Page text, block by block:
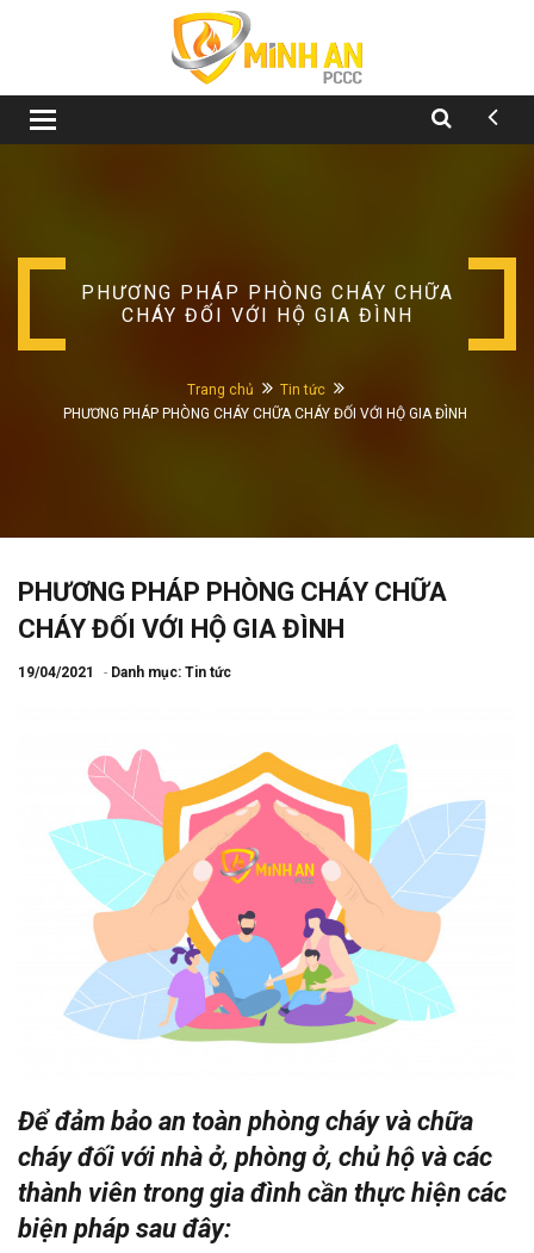
Toggle
navigation
PHƯƠNG PHÁP PHÒNG CHÁY CHỮA
CHÁY ĐỐI VỚI HỘ GIA ĐÌNH
Trang chủ
Tin tức
PHƯƠNG PHÁP PHÒNG CHÁY CHỮA CHÁY ĐỐI VỚI HỘ GIA ĐÌNH
PHƯƠNG PHÁP PHÒNG CHÁY CHỮA
CHÁY ĐỐI VỚI HỘ GIA ĐÌNH
19/04/2021 Danh mục: Tin tức
Để đảm bảo an toàn phòng cháy và chữa
cháy đối với nhà ở, phòng ở, chủ hộ và các
thành viên trong gia đình cần thực hiện các
biện pháp sau đây: